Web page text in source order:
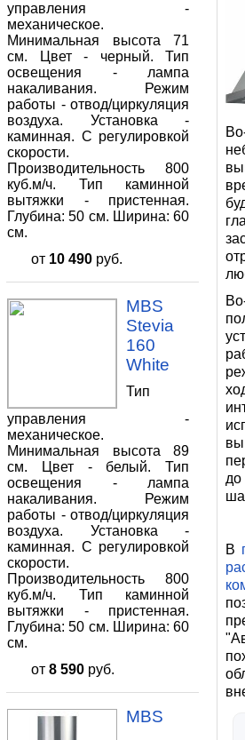
В
управления -
механическое.
Минимальная высота 71
см. Цвет - черный. Тип
освещения - лампа
накаливания. Режим
работы - отвод/циркуляция
воздуха. Установка -
каминная. С регулировкой
скорости.
Производительность 800
куб.м/ч. Тип каминной
вытяжки - пристенная.
Глубина: 50 см. Ширина: 60
см.
от 10 490 руб.
MBS
Stevia
160
White
Тип
управления -
механическое.
Минимальная высота 89
см. Цвет - белый. Тип
освещения - лампа
накаливания. Режим
работы - отвод/циркуляция
воздуха. Установка -
каминная. С регулировкой
скорости.
Производительность 800
куб.м/ч. Тип каминной
вытяжки - пристенная.
Глубина: 50 см. Ширина: 60
см.
от 8 590 руб.
MBS